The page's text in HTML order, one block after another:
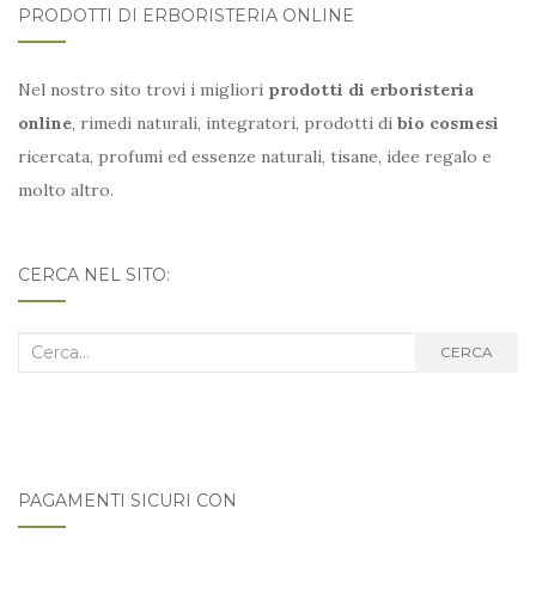
PRODOTTI DI ERBORISTERIA ONLINE
Nel nostro sito trovi i migliori prodotti di erboristeria
online, rimedi naturali, integratori, prodotti di bio cosmesi
ricercata, profumi ed essenze naturali, tisane, idee regalo e
molto altro.
CERCA NEL SITO:
Cerca
CERCA
PAGAMENTI SICURI CON